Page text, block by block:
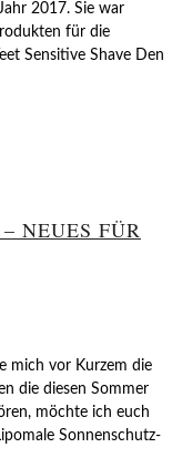
2017. Sie war
für die
Sensitive Shave Den
NEUES FÜR
mich vor Kurzem die
die diesen Sommer
möchte ich euch
Sonnenschutz-